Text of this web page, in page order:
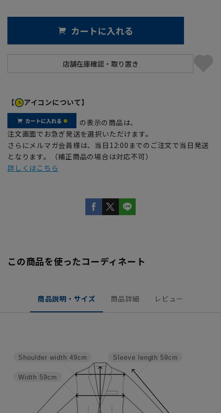
カートに入れる
【 アイコンについて】
の表示の商品は、
注文画面でお急ぎ発送を選択いただけます。
さらにメルマガ会員様は、当日12:00までのご注文で当日発送
となります。（補正商品の場合は対応不可）
詳しくはこちら
この商品を使ったコーディネート
商品説明・サイズ 商品詳細 レビュー
Sleeve length 59cm
Width 59cm
Shoulder width 49cm